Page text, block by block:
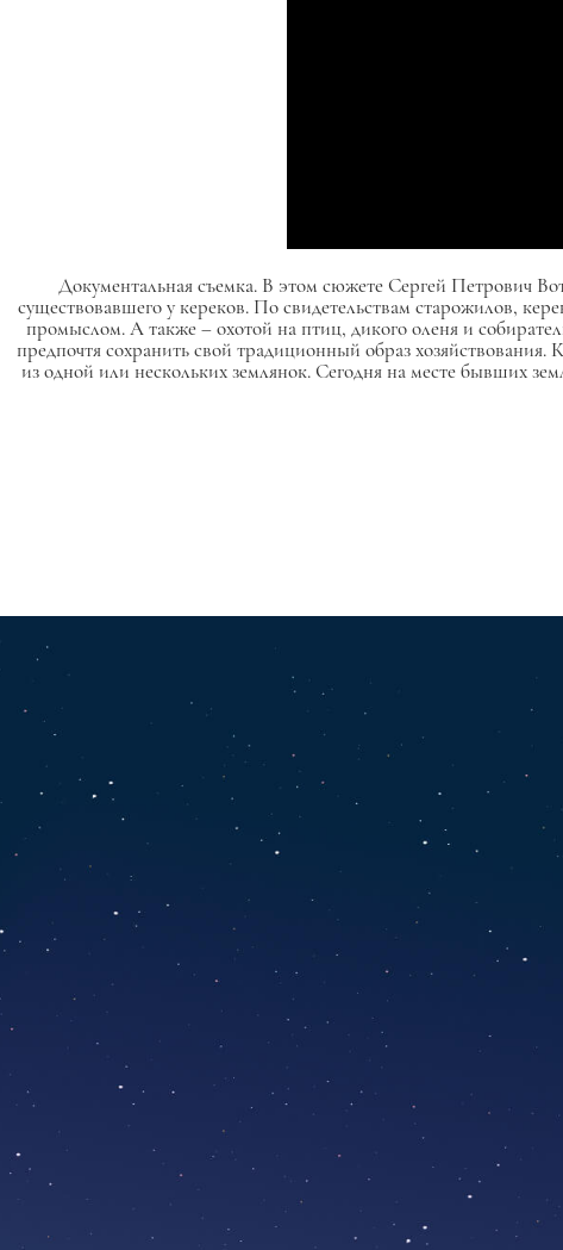
Документальная съемка. В этом сюжете Сергей Петрович
существовавшего у кереков. По свидетельствам старожилов,
промыслом. А также – охотой на птиц, дикого оленя и
предпочтя сохранить свой традиционный образ
из одной или нескольких землянок. Сегодня на месте бывших